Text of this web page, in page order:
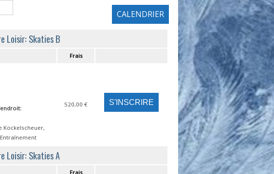
CALENDRIER
Loisir: Skaties B
Frais
Kockelscheuer,
520,00 €
Loisir: Skaties A
Frais